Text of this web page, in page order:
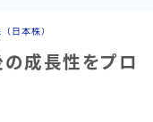
日本株）
成長性をプロ